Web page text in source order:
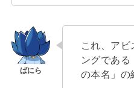
これ、アビ
ングである
の本名」の